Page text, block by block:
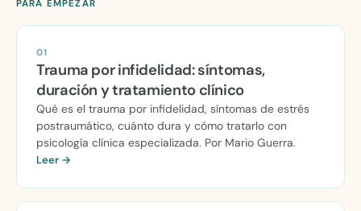
PARA EMPEZAR
01
Trauma por infidelidad: síntomas,
duración y tratamiento clínico
Qué es el trauma por infidelidad, síntomas de estrés
postraumático, cuánto dura y cómo tratarlo con
psicología clínica especializada. Por Mario Guerra.
Leer →